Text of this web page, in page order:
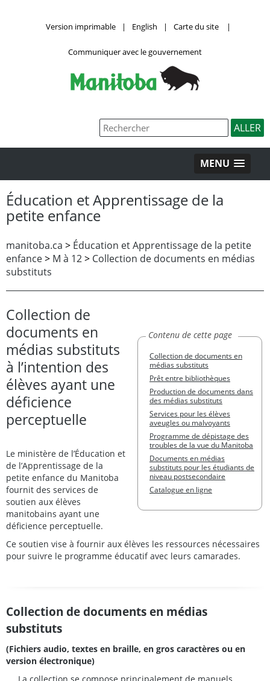
Version imprimable | English | Carte du site |
Communiquer avec le gouvernement
MENU
Éducation et Apprentissage de la
petite enfance
manitoba.ca > Éducation et Apprentissage de la petite
enfance> M à 12> Collection de documents en médias
substituts
Contenu de cette page
Collection de documents en
médias substituts
Prêt entre bibliothèques
Production de documents dans
des médias substituts
Services pour les élèves
aveugles ou malvoyants
Programme de dépistage des
troubles de la vue du Manitoba
Documents en médias
substituts pour les étudiants de
niveau postsecondaire
Catalogue en ligne
Collection de
documents en
médias substituts
à l’intention des
élèves ayant une
déficience
perceptuelle
Le ministère de l’Éducation et
de l’Apprentissage de la
petite enfance du Manitoba
fournit des services de
soutien aux élèves
manitobains ayant une
déficience perceptuelle.
Ce soutien vise à fournir aux élèves les ressources nécessaires
pour suivre le programme éducatif avec leurs camarades.
Collection de documents en médias
substituts
(Fichiers audio, textes en braille, en gros caractères ou en
version électronique)